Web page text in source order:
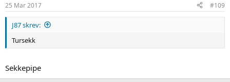
25 Mar 2017 #109
J87 skrev:
Tursekk
Sekkepipe